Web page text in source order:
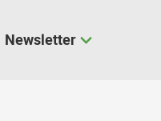
Newsletter